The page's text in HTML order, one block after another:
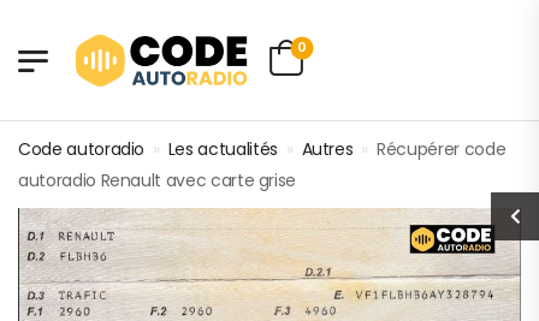
0
Code autoradio » Les actualités » Autres » Récupérer code
autoradio Renault avec carte grise